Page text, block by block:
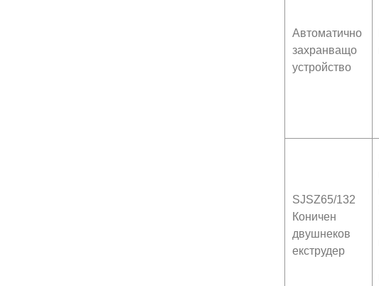
Автоматично
захранващо
устройство
SJSZ65/132
Коничен
двушнеков
екструдер